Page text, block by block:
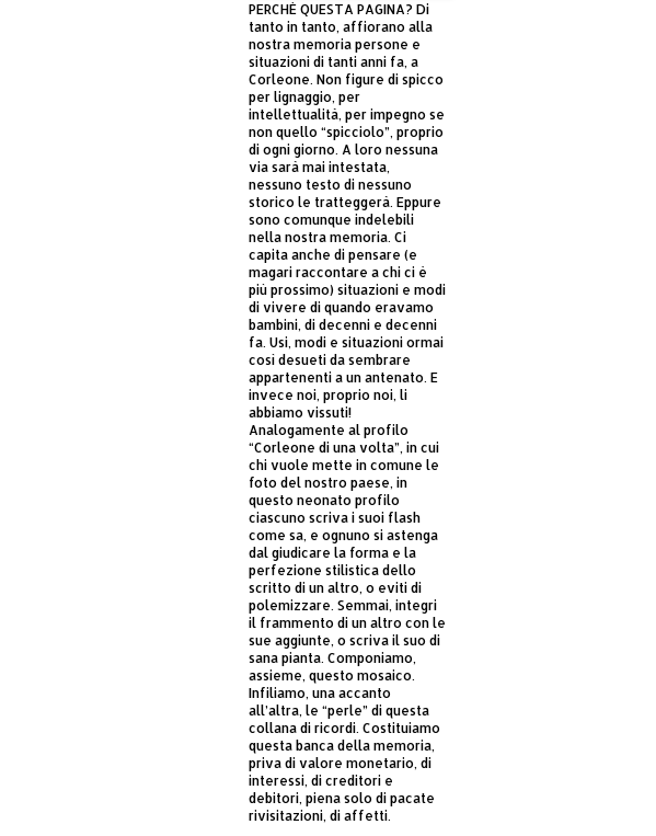
PERCHÈ QUESTA PAGINA? Di
tanto in tanto, affiorano alla
nostra memoria persone e
situazioni di tanti anni fa, a
Corleone. Non figure di spicco
per lignaggio, per
intellettualità, per impegno se
non quello “spicciolo”, proprio
di ogni giorno. A loro nessuna
via sarà mai intestata,
nessuno testo di nessuno
storico le tratteggerà. Eppure
sono comunque indelebili
nella nostra memoria. Ci
capita anche di pensare (e
magari raccontare a chi ci è
più prossimo) situazioni e modi
di vivere di quando eravamo
bambini, di decenni e decenni
fa. Usi, modi e situazioni ormai
così desueti da sembrare
appartenenti a un antenato. E
invece noi, proprio noi, li
abbiamo vissuti!
Analogamente al profilo
“Corleone di una volta”, in cui
chi vuole mette in comune le
foto del nostro paese, in
questo neonato profilo
ciascuno scriva i suoi flash
come sa, e ognuno si astenga
dal giudicare la forma e la
perfezione stilistica dello
scritto di un altro, o eviti di
polemizzare. Semmai, integri
il frammento di un altro con le
sue aggiunte, o scriva il suo di
sana pianta. Componiamo,
assieme, questo mosaico.
Infiliamo, una accanto
all’altra, le “perle” di questa
collana di ricordi. Costituiamo
questa banca della memoria,
priva di valore monetario, di
interessi, di creditori e
debitori, piena solo di pacate
rivisitazioni, di affetti.